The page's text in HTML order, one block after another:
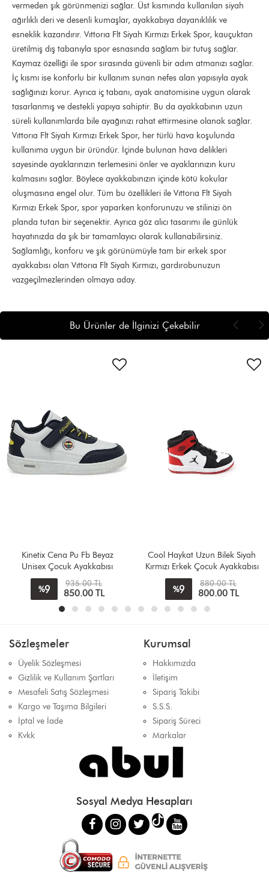
vermeden şık görünmenizi sağlar. Üst kısmında kullanılan siyah
ağırlıklı deri ve desenli kumaşlar, ayakkabıya dayanıklılık ve
esneklik kazandırır. Vıttorıa Flt Siyah Kırmızı Erkek Spor, kauçuktan
üretilmiş dış tabanıyla spor esnasında sağlam bir tutuş sağlar.
Kaymaz özelliği ile spor sırasında güvenli bir adım atmanızı sağlar.
İç kısmı ise konforlu bir kullanım sunan nefes alan yapısıyla ayak
sağlığınızı korur. Ayrıca iç tabanı, ayak anatomisine uygun olarak
tasarlanmış ve destekli yapıya sahiptir. Bu da ayakkabının uzun
süreli kullanımlarda bile ayağınızı rahat ettirmesine olanak sağlar.
Vıttorıa Flt Siyah Kırmızı Erkek Spor, her türlü hava koşulunda
kullanıma uygun bir üründür. İçinde bulunan hava delikleri
sayesinde ayaklarınızın terlemesini önler ve ayaklarınızın kuru
kalmasını sağlar. Böylece ayakkabınızın içinde kötü kokular
oluşmasına engel olur. Tüm bu özellikleri ile Vıttorıa Flt Siyah
Kırmızı Erkek Spor, spor yaparken konforunuzu ve stilinizi ön
planda tutan bir seçenektir. Ayrıca göz alıcı tasarımı ile günlük
hayatınızda da şık bir tamamlayıcı olarak kullanabilirsiniz.
Sağlamlığı, konforu ve şık görünümüyle tam bir erkek spor
ayakkabısı olan Vıttorıa Flt Siyah Kırmızı, gardırobunuzun
vazgeçilmezlerinden olmaya aday.
Bu Ürünler de İlginizi Çekebilir
Kinetix Cena Pu Fb Beyaz
Unisex Çocuk Ayakkabısı
%9
935.00 TL
850.00 TL
Cool Haykat Uzun Bilek Siyah
Kırmızı Erkek Çocuk Ayakkabısı
%9
880.00 TL
800.00 TL
Sözleşmeler
Üyelik Sözleşmesi
Gizlilik ve Kullanım Şartları
Mesafeli Satış Sözleşmesi
Kargo ve Taşıma Bilgileri
İptal ve İade
Kvkk
Kurumsal
Hakkımızda
İletişim
Sipariş Takibi
S.S.S.
Sipariş Süreci
Markalar
Sosyal Medya Hesapları